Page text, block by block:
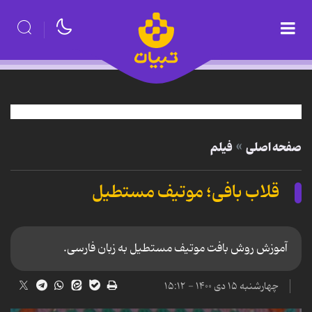
صفحه اصلی فیلم
قلاب بافی؛ موتیف مستطیل
آموزش روش بافت موتیف مستطیل به زبان فارسی.
چهارشنبه ۱۵ دی ۱۴۰۰ - ۱۵:۱۲